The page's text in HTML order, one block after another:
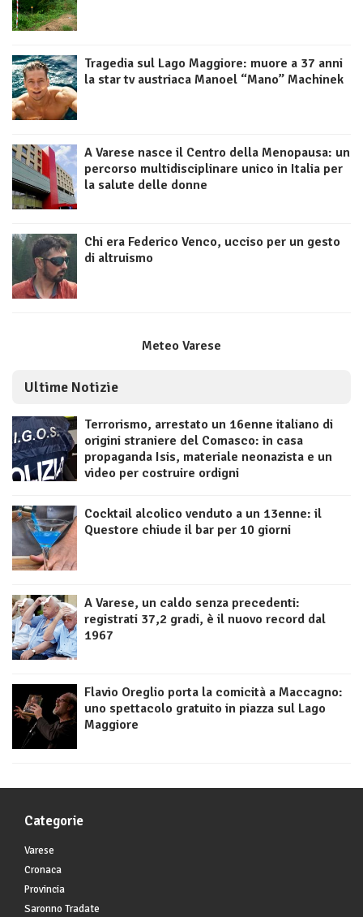
Tragedia sul Lago Maggiore: muore a 37 anni
la star tv austriaca Manoel “Mano” Machinek
A Varese nasce il Centro della Menopausa: un
percorso multidisciplinare unico in Italia per
la salute delle donne
Chi era Federico Venco, ucciso per un gesto
di altruismo
Meteo Varese
Ultime Notizie
Terrorismo, arrestato un 16enne italiano di
origini straniere del Comasco: in casa
propaganda Isis, materiale neonazista e un
video per costruire ordigni
Cocktail alcolico venduto a un 13enne: il
Questore chiude il bar per 10 giorni
A Varese, un caldo senza precedenti:
registrati 37,2 gradi, è il nuovo record dal
1967
Flavio Oreglio porta la comicità a Maccagno:
uno spettacolo gratuito in piazza sul Lago
Maggiore
Categorie
Varese
Cronaca
Provincia
Saronno Tradate